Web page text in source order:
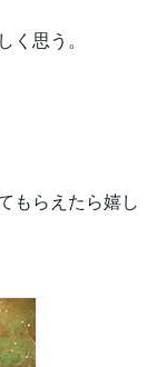
思う。
もらえたら嬉し